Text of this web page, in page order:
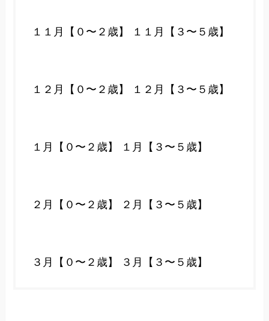
１１月【０〜２歳】 １１月【３〜５歳】
１２月【０〜２歳】 １２月【３〜５歳】
１月【０〜２歳】 １月【３〜５歳】
２月【０〜２歳】 ２月【３〜５歳】
３月【０〜２歳】 ３月【３〜５歳】